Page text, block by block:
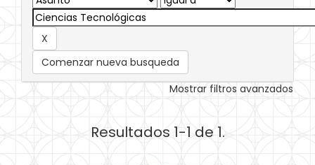
Comenzar nueva busqueda
Mostrar filtros avanzados
Resultados 1-1 de 1.